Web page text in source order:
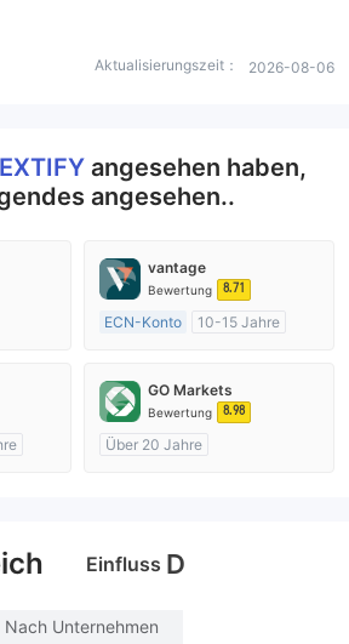
Aktualisierungszeit： 2026-08-06
angesehen haben,
angesehen..
vantage
Bewertung 8.71
ECN-Konto
10-15 Jahre
Market Making (MM)
MT4-Volllizenz
GO Markets
Bewertung 8.98
Über 20 Jahre
Einfluss D
Nach Unternehmen